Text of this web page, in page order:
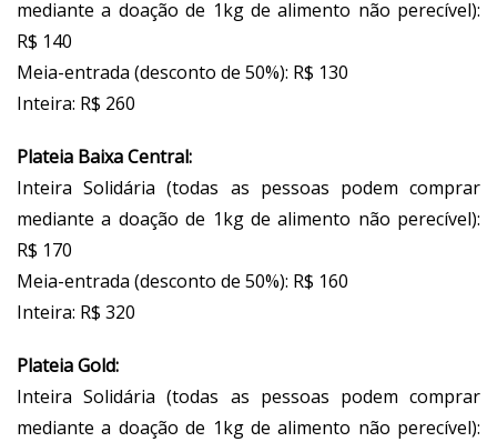
mediante a doação de 1kg de alimento não perecível):
R$ 140
Meia-entrada (desconto de 50%): R$ 130
Inteira: R$ 260
Plateia Baixa Central:
Inteira Solidária (todas as pessoas podem comprar
mediante a doação de 1kg de alimento não perecível):
R$ 170
Meia-entrada (desconto de 50%): R$ 160
Inteira: R$ 320
Plateia Gold:
Inteira Solidária (todas as pessoas podem comprar
mediante a doação de 1kg de alimento não perecível):